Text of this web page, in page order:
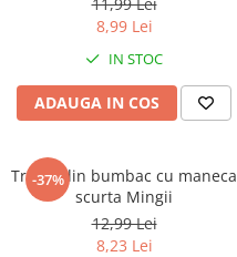
Wonder Woman
The Grinch
FLAMINGO
Incaltaminte fete
Ghete si cizme fete
Pantofi fete
8,99 Lei
IN STOC
ADAUGA IN COS
-37%
Tricou din bumbac cu maneca
scurta Mingii
12,99 Lei
8,23 Lei